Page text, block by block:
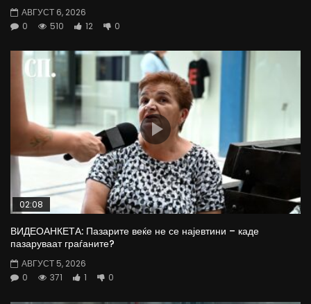
АВГУСТ 6, 2026
0
510 12 0
02:08
ВИДЕОАНКЕТА: Пазарите веќе не се најевтини – каде
пазаруваат граѓаните?
АВГУСТ 5, 2026
0
371 1 0